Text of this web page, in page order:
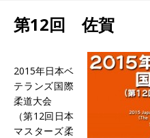
第12回 佐賀
2015年日本ベ
テランズ国際
柔道大会
（第12回日本
マスターズ柔